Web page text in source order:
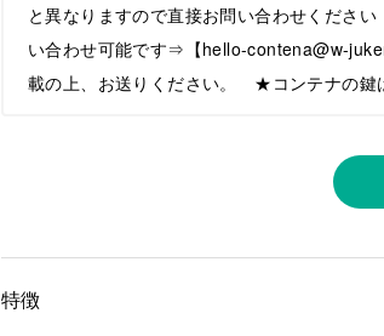
と異なりますので直接お問い合わせくださ
い合わせ可能です⇒【hello-contena@w-
載の上、お送りください。 ★コンテナの鍵
特徴